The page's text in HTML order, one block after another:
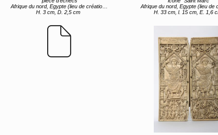
Afrique du nord, Egypte (lieu de création) Italie, Sicile (lieu de création) entre 10e siècle et 11e siècle
H. 3 cm, D. 2,5 cm
Afrique du nord, Egypte (lieu de création)
H. 33 cm, l. 15 cm, E. 1,6